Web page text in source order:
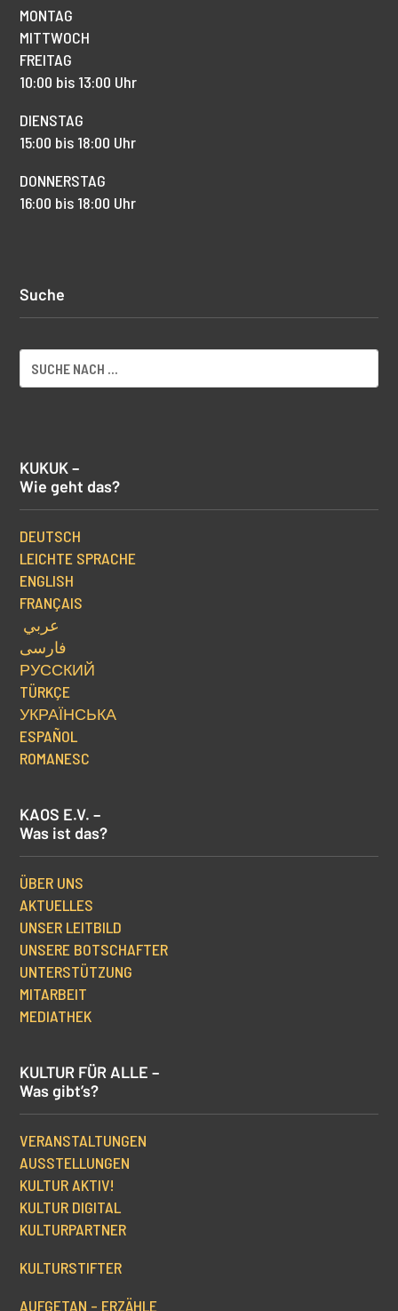
MONTAG
MITTWOCH
FREITAG
10:00 bis 13:00 Uhr
DIENSTAG
15:00 bis 18:00 Uhr
DONNERSTAG
16:00 bis 18:00 Uhr
Suche
KUKUK –
Wie geht das?
DEUTSCH
LEICHTE SPRACHE
ENGLISH
FRANÇAIS
عربي
فارسی
РУССКИЙ
TÜRKÇE
УКРАЇНСЬКА
ESPAÑOL
ROMANESC
KAOS E.V. –
Was ist das?
ÜBER UNS
AKTUELLES
UNSER LEITBILD
UNSERE BOTSCHAFTER
UNTERSTÜTZUNG
MITARBEIT
MEDIATHEK
KULTUR FÜR ALLE –
Was gibt’s?
VERANSTALTUNGEN
AUSSTELLUNGEN
KULTUR AKTIV!
KULTUR DIGITAL
KULTURPARTNER
KULTURSTIFTER
AUFGETAN – ERZÄHLE